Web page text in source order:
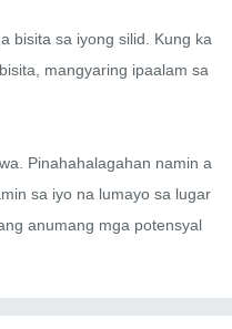
bisita sa iyong silid. Kung ka
mangyaring ipaalam sa
Pinahahalagahan namin a
sa iyo na lumayo sa lugar
anumang mga potensyal